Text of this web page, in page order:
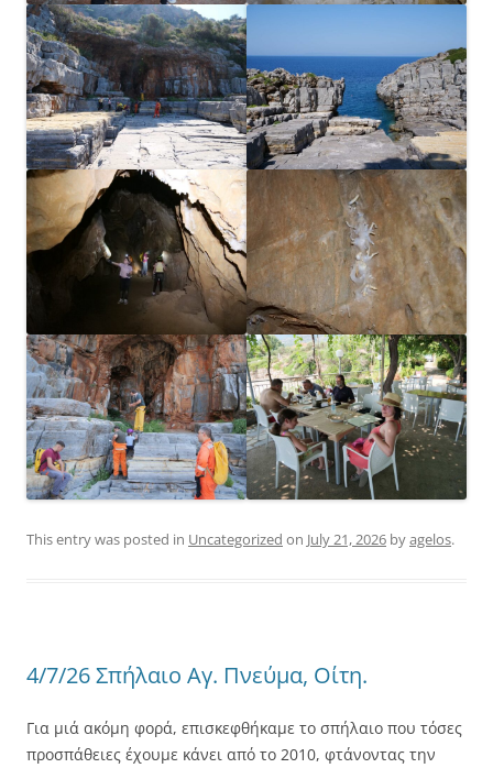
This entry was posted in Uncategorized on July 21, 2026 byagelos.
4/7/26 Σπήλαιο Αγ. Πνεύμα, Οίτη.
Για μιά ακόμη φορά, επισκεφθήκαμε το σπήλαιο που τόσες
προσπάθειες έχουμε κάνει από το 2010, φτάνοντας την